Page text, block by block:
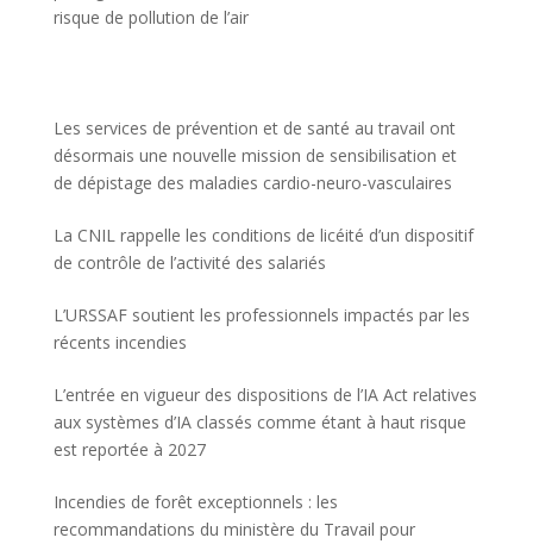
risque de pollution de l’air
Les services de prévention et de santé au travail ont
désormais une nouvelle mission de sensibilisation et
de dépistage des maladies cardio-neuro-vasculaires
La CNIL rappelle les conditions de licéité d’un dispositif
de contrôle de l’activité des salariés
L’URSSAF soutient les professionnels impactés par les
récents incendies
L’entrée en vigueur des dispositions de l’IA Act relatives
aux systèmes d’IA classés comme étant à haut risque
est reportée à 2027
Incendies de forêt exceptionnels : les
recommandations du ministère du Travail pour